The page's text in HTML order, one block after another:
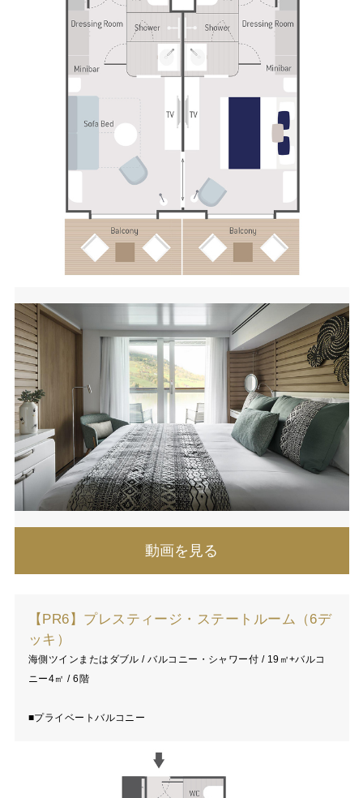
動画を見る
【PR6】プレスティージ・ステートルーム（6デ
ッキ）
海側ツインまたはダブル / バルコニー・シャワー付 / 19㎡+バルコ
ニー4㎡ / 6階
■プライベートバルコニー